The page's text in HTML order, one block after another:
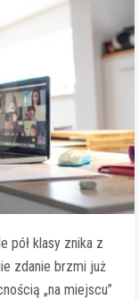
pół klasy znika z
zdanie brzmi już
„na miejscu”